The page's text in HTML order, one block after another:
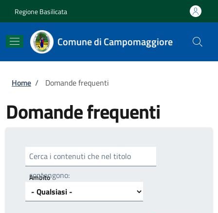
Regione Basilicata
Comune di Campomaggiore
Briciole di pane
Home / Domande frequenti
Domande frequenti
Cerca i contenuti che nel titolo
contengono:
Ambito